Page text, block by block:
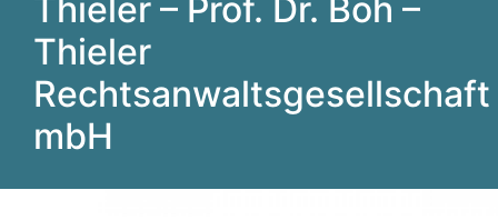
Thieler – Prof. Dr. Böh –
Thieler
Rechtsanwaltsgesellschaft
mbH